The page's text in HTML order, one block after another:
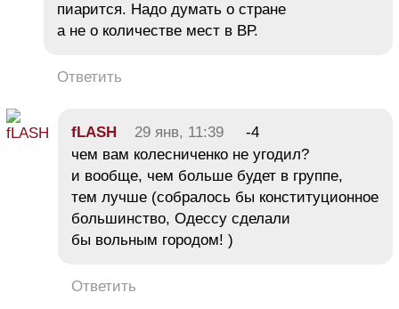
пиарится. Надо думать о стране
а не о количестве мест в ВР.
Ответить
fLASH 29 янв, 11:39
-4
чем вам колесниченко не угодил?
и вообще, чем больше будет в группе,
тем лучше (собралось бы конституционное
большинство, Одессу сделали
бы вольным городом! )
Ответить